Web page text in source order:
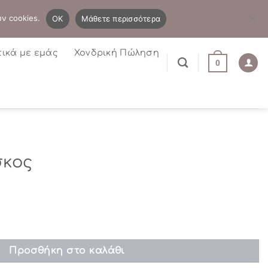
Η λίστα μου Newsletter
με εμάς
Χονδρική Πώληση
0
Προσθήκη στο καλάθι
cookies. OK Μάθετε περισσότερα